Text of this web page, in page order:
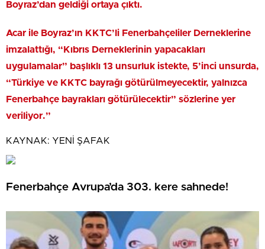
Boyraz’dan geldiği ortaya çıktı.
Acar ile Boyraz’ın KKTC’li Fenerbahçeliler Derneklerine
imzalattığı, “Kıbrıs Derneklerinin yapacakları
uygulamalar” başlıklı 13 unsurluk istekte, 5’inci unsurda,
“Türkiye ve KKTC bayrağı götürülmeyecektir, yalnızca
Fenerbahçe bayrakları götürülecektir” sözlerine yer
veriliyor.”
KAYNAK: YENİ ŞAFAK
Fenerbahçe Avrupa’da 303. kere sahnede!